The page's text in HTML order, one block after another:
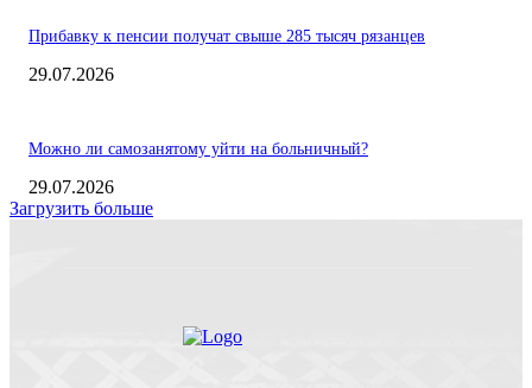
Прибавку к пенсии получат свыше 285 тысяч рязанцев
29.07.2026
Можно ли самозанятому уйти на больничный?
29.07.2026
Загрузить больше